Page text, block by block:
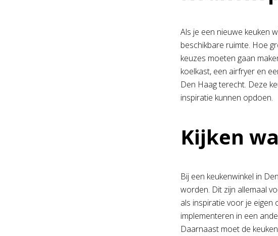
Als je een nieuwe keuken
beschikbare ruimte. Hoe
keuzes moeten gaan
koelkast, een airfryer en
Den Haag terecht. Deze
inspiratie kunnen opdoen.
Kijken
Bij een keukenwinkel in
worden. Dit zijn allemaal
als inspiratie voor je eigen
implementeren in een
Daarnaast moet de